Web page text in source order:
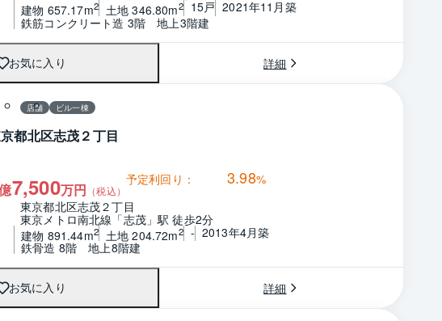
建物 657.17m2 土地 346.80m2 15戸 2021年11月築
鉄筋コンクリート造 3階　地上3階建
お気に入り 詳細
店舗 ビル一棟
都北区志茂２丁目
7,500万円 （税込）
予定利回り： 3.98%
東京都北区志茂２丁目
東京メトロ南北線「志茂」駅 徒歩2分
建物 891.44m2 土地 204.72m2 - 2013年4月築
鉄骨造 8階　地上8階建
お気に入り 詳細